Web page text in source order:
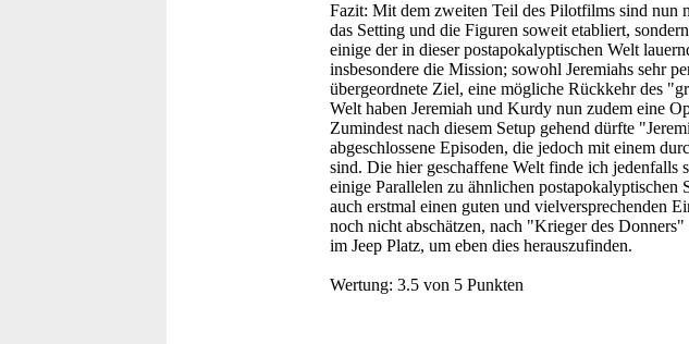
Fazit: Mit dem zweiten Teil des Pilotfilms sind nun
das Setting und die Figuren soweit etabliert,
einige der in dieser postapokalyptischen Welt
insbesondere die Mission; sowohl Jeremiahs sehr
übergeordnete Ziel, eine mögliche Rückkehr des
Welt haben Jeremiah und Kurdy nun zudem eine
Zumindest nach diesem Setup gehend dürfte
abgeschlossene Episoden, die jedoch mit einem
sind. Die hier geschaffene Welt finde ich jedenfalls
einige Parallelen zu ähnlichen postapokalyptischen
auch erstmal einen guten und vielversprechenden
noch nicht abschätzen, nach "Krieger des
im Jeep Platz, um eben dies herauszufinden.
Wertung: 3.5 von 5 Punkten